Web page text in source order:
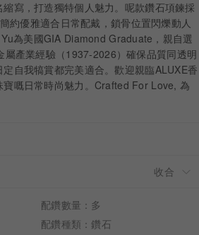
預約來店
寫，打造獨特個人魅力。呢款鑽石項鍊採
約優雅適合日常配戴，鎖骨位置閃爍動人
為美國GIA Diamond Graduate，親自選
屬產業經驗（1937-2026）確保品質同透明
自我犒賞都完美適合。歡迎親臨ALUXE香
嘅日常時尚魅力。Crafted For Love, 為
配鑽數量：多
配鑽種類：鑽石